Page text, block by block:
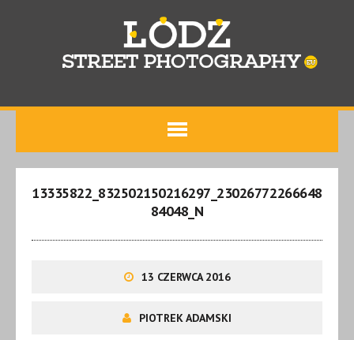
13335822_832502150216297_23026772266648
84048_N
13 CZERWCA 2016
PIOTREK ADAMSKI